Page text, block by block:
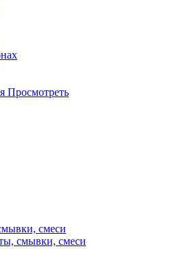
Просмотреть
смеси
смывки, смеси